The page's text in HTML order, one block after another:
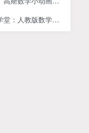
级下册（29课MP4视频完整版）